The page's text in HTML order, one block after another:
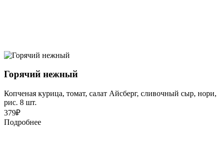
Горячий нежный
Копченая курица, томат, салат Айсберг, сливочный сыр, нори,
рис. 8 шт.
379₽
Подробнее